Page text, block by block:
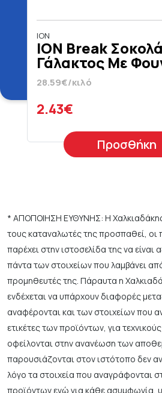
ΙΟΝ
ION Break
Γάλακτος Με
85 gr
28.59€/κιλό
2.43€
Προσθήκη
* ΑΠΟΠΟΙΗΣΗ ΕΥΘΥΝΗΣ: Η
τους καταναλωτές της προσπαθεί, οι
παρέχει στην ιστοσελίδα της να είναι
πάντα των στοιχείων που λαμβάνει
προμηθευτές της. Πάραυτα η
ενδέχεται να υπάρχουν διαφορές
αναφέρονται και των στοιχείων που
ετικέτες των προϊόντων, για
οφείλονται στην ανανέωση των
παρουσιάζονται στον ιστότοπο δεν
λόγο τα στοιχεία που αναγράφονται
προϊόντων ενώ για κάθε ασυμφωνία,